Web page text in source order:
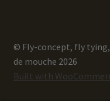
© Fly-concept, fly
de mouche 2026
Built with